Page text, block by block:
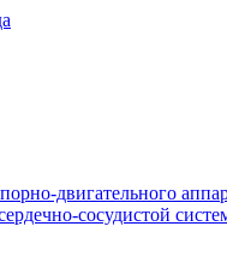
двигательного
сосудистой